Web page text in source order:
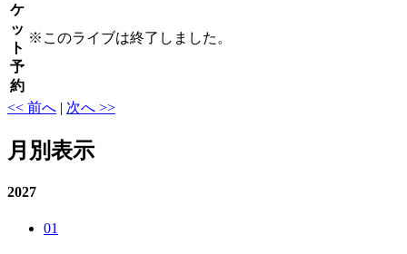
ケ
ッ
ト
予
約
※ このライブは終了しました。
<< 前へ | 次へ >>
月別表示
2027
01